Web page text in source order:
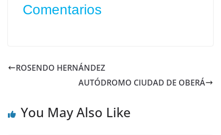
Comentarios
ROSENDO HERNÁNDEZ
AUTÓDROMO CIUDAD DE OBERÁ
You May Also Like